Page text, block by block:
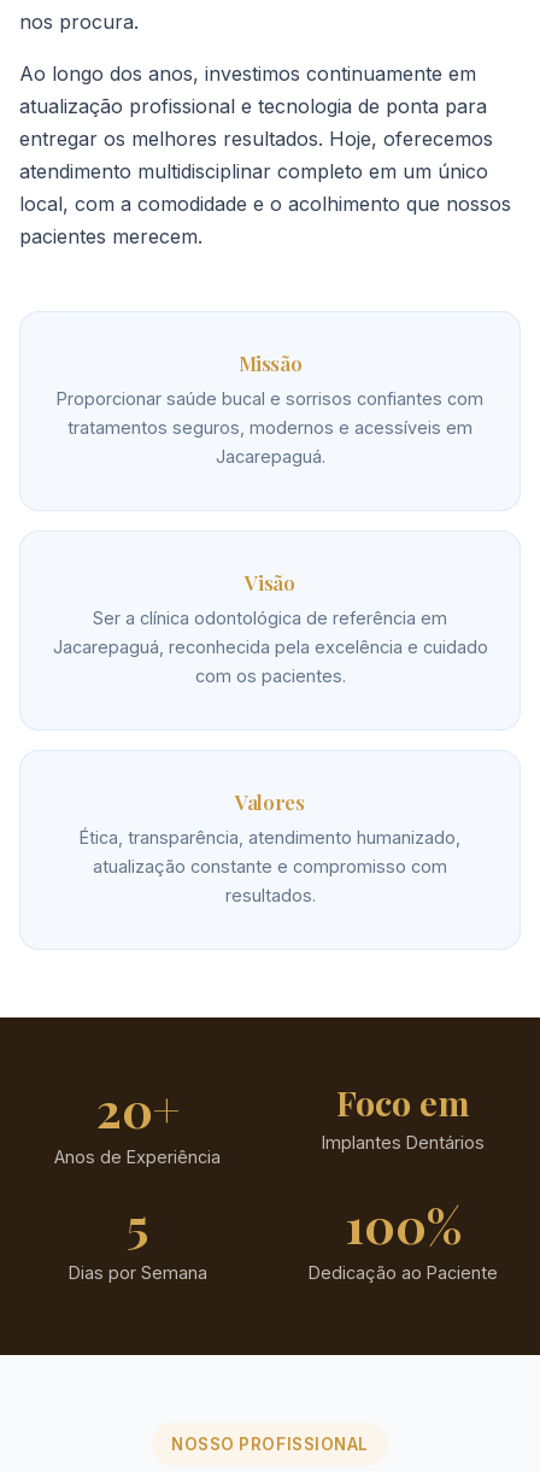
nos procura.
Ao longo dos anos, investimos continuamente em
atualização profissional e tecnologia de ponta para
entregar os melhores resultados. Hoje, oferecemos
atendimento multidisciplinar completo em um único
local, com a comodidade e o acolhimento que nossos
pacientes merecem.
Missão
Proporcionar saúde bucal e sorrisos confiantes com
tratamentos seguros, modernos e acessíveis em
Jacarepaguá.
Visão
Ser a clínica odontológica de referência em
Jacarepaguá, reconhecida pela excelência e cuidado
com os pacientes.
Valores
Ética, transparência, atendimento humanizado,
atualização constante e compromisso com
resultados.
20+
Anos de Experiência
Foco em
Implantes Dentários
5
Dias por Semana
100%
Dedicação ao Paciente
NOSSO PROFISSIONAL